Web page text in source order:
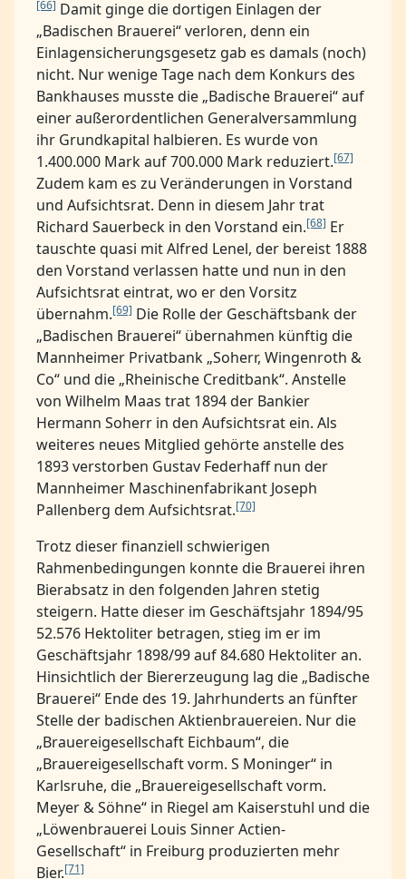
[66] Damit ginge die dortigen Einlagen der
„Badischen Brauerei“ verloren, denn ein
Einlagensicherungsgesetz gab es damals (noch)
nicht. Nur wenige Tage nach dem Konkurs des
Bankhauses musste die „Badische Brauerei“ auf
einer außerordentlichen Generalversammlung
ihr Grundkapital halbieren. Es wurde von
1.400.000 Mark auf 700.000 Mark reduziert.[67]
Zudem kam es zu Veränderungen in Vorstand
und Aufsichtsrat. Denn in diesem Jahr trat
Richard Sauerbeck in den Vorstand ein.[68] Er
tauschte quasi mit Alfred Lenel, der bereist 1888
den Vorstand verlassen hatte und nun in den
Aufsichtsrat eintrat, wo er den Vorsitz
übernahm.[69] Die Rolle der Geschäftsbank der
„Badischen Brauerei“ übernahmen künftig die
Mannheimer Privatbank „Soherr, Wingenroth &
Co“ und die „Rheinische Creditbank“. Anstelle
von Wilhelm Maas trat 1894 der Bankier
Hermann Soherr in den Aufsichtsrat ein. Als
weiteres neues Mitglied gehörte anstelle des
1893 verstorben Gustav Federhaff nun der
Mannheimer Maschinenfabrikant Joseph
Pallenberg dem Aufsichtsrat.[70]
Trotz dieser finanziell schwierigen
Rahmenbedingungen konnte die Brauerei ihren
Bierabsatz in den folgenden Jahren stetig
steigern. Hatte dieser im Geschäftsjahr 1894/95
52.576 Hektoliter betragen, stieg im er im
Geschäftsjahr 1898/99 auf 84.680 Hektoliter an.
Hinsichtlich der Biererzeugung lag die „Badische
Brauerei“ Ende des 19. Jahrhunderts an fünfter
Stelle der badischen Aktienbrauereien. Nur die
„Brauereigesellschaft Eichbaum“, die
„Brauereigesellschaft vorm. S Moninger“ in
Karlsruhe, die „Brauereigesellschaft vorm.
Meyer & Söhne“ in Riegel am Kaiserstuhl und die
„Löwenbrauerei Louis Sinner Actien-
Gesellschaft“ in Freiburg produzierten mehr
Bier.[71]